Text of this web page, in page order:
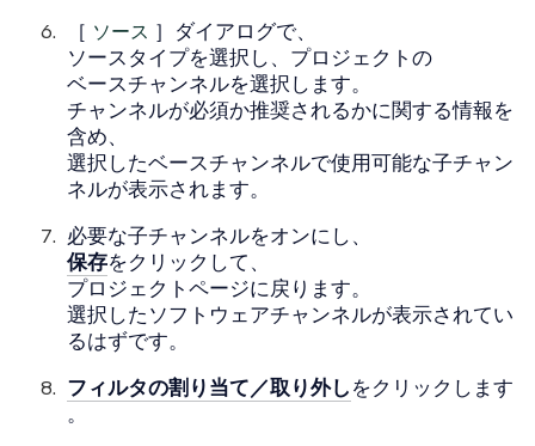
［ ソース ］ダイアログで、
ソースタイプを選択し、プロジェクトの
ベースチャンネルを選択します。
チャンネルが必須か推奨されるかに関する情報を
含め、
選択したベースチャンネルで使用可能な子チャン
ネルが表示されます。
必要な子チャンネルをオンにし、
保存をクリックして、
プロジェクトページに戻ります。
選択したソフトウェアチャンネルが表示されてい
るはずです。
フィルタの割り当て／取り外しをクリックします
。